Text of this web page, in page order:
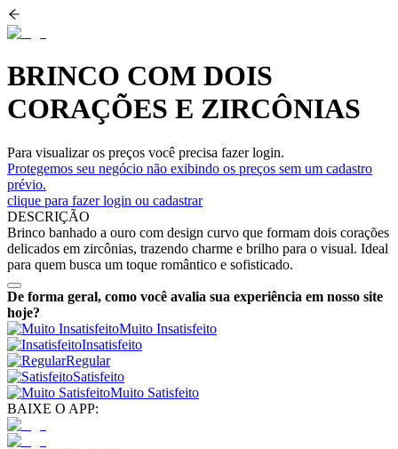
BRINCO COM DOIS
CORAÇÕES E ZIRCÔNIAS
Para visualizar os preços você precisa fazer login.
Protegemos seu negócio não exibindo os preços sem um cadastro
prévio.
clique para fazer login ou cadastrar
DESCRIÇÃO
Brinco banhado a ouro com design curvo que formam dois corações
delicados em zircônias, trazendo charme e brilho para o visual. Ideal
para quem busca um toque romântico e sofisticado.
De forma geral, como você avalia sua experiência em nosso site
hoje?
Muito Insatisfeito
Insatisfeito
Regular
Satisfeito
Muito Satisfeito
BAIXE O APP: